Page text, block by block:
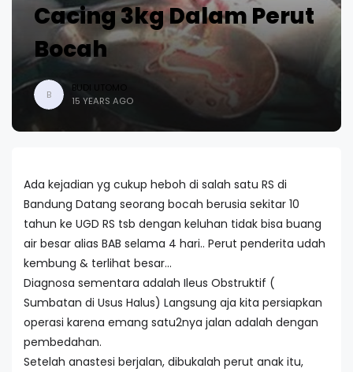
Cacing 3kg Dalam Perut
Bocah
B
BUDI UTOMO
15 YEARS AGO
Ada kejadian yg cukup heboh di salah satu RS di
Bandung Datang seorang bocah berusia sekitar 10
tahun ke UGD RS tsb dengan keluhan tidak bisa buang
air besar alias BAB selama 4 hari.. Perut penderita udah
kembung & terlihat besar...
Diagnosa sementara adalah Ileus Obstruktif (
Sumbatan di Usus Halus) Langsung aja kita persiapkan
operasi karena emang satu2nya jalan adalah dengan
pembedahan.
Setelah anastesi berjalan, dibukalah perut anak itu,